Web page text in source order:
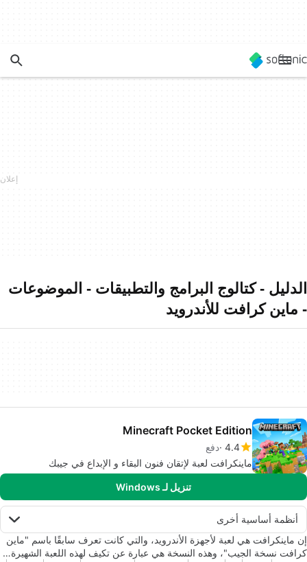
الدليل - كتالوج البرامج والتطبيقات - الموضوعات
- ماين كرافت للأندرويد
Minecraft Pocket Edition
4.4 دفع
ماينكرافت لعبة لإتقان فنون البقاء و الإبداع في جيبك
تنزيل لـ Windows
أنظمة أساسية أخرى
إن ماينكرافت هي لعبة لأجهزة الأندرويد، والتي كانت تعرف سابقًا باسم "ماين
كرافت نسخة الجيب"، وهذه النسخة هي عبارة عن تكيف لهذه اللعبة الشهيرة…